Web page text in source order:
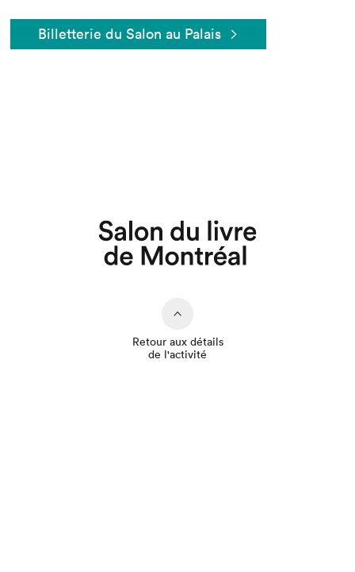
Billetterie du Salon au Palais
Retour aux détails
de l'activité